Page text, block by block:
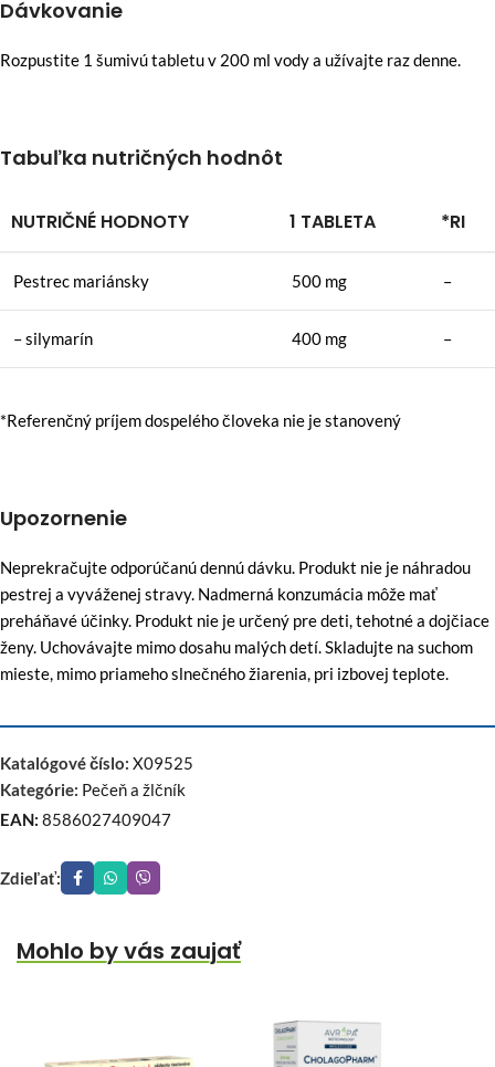
Dávkovanie
Rozpustite 1 šumivú tabletu v 200 ml vody a užívajte raz denne.
Tabuľka nutričných hodnôt
NUTRIČNÉ HODNOTY 1 TABLETA *RI
Pestrec mariánsky 500 mg –
– silymarín 400 mg –
*Referenčný príjem dospelého človeka nie je stanovený
Upozornenie
Neprekračujte odporúčanú dennú dávku. Produkt nie je náhradou
pestrej a vyváženej stravy. Nadmerná konzumácia môže mať
preháňavé účinky. Produkt nie je určený pre deti, tehotné a dojčiace
ženy. Uchovávajte mimo dosahu malých detí. Skladujte na suchom
mieste, mimo priameho slnečného žiarenia, pri izbovej teplote.
Katalógové číslo: X09525
Kategórie: Pečeň a žlčník
EAN: 8586027409047
Zdieľať:
Mohlo by vás zaujať